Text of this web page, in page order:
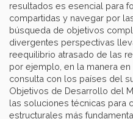
resultados es esencial para
compartidas y navegar por
búsqueda de objetivos
divergentes perspectivas
reequilibrio atrasado de las
por ejemplo, en la manera
consulta con los países del
Objetivos de Desarrollo del
las soluciones técnicas para
estructurales más